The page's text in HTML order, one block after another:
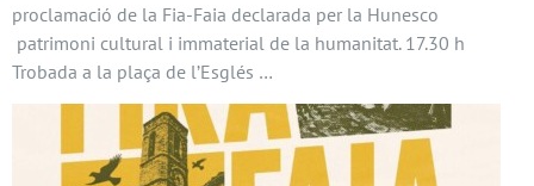
proclamació de la Fia-Faia declarada per la Hunesco
patrimoni cultural i immaterial de la humanitat. 17.30 h
Trobada a la plaça de l’Esglés …